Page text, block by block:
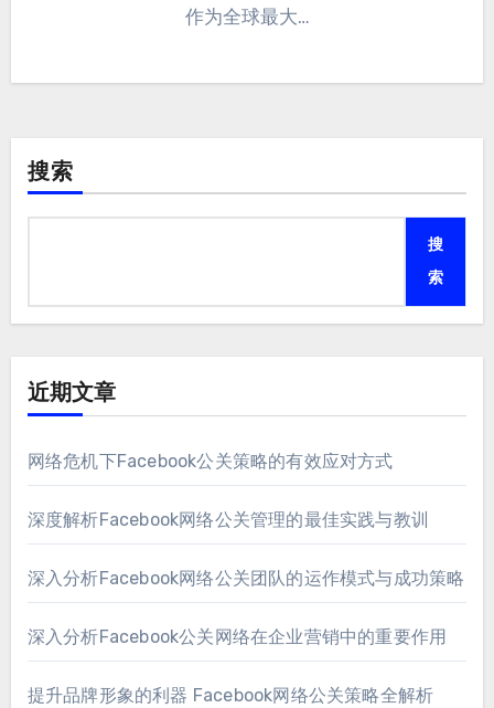
作为全球最大…
搜索
搜
索
近期文章
网络危机下Facebook公关策略的有效应对方式
深度解析Facebook网络公关管理的最佳实践与教训
深入分析Facebook网络公关团队的运作模式与成功策略
深入分析Facebook公关网络在企业营销中的重要作用
提升品牌形象的利器 Facebook网络公关策略全解析